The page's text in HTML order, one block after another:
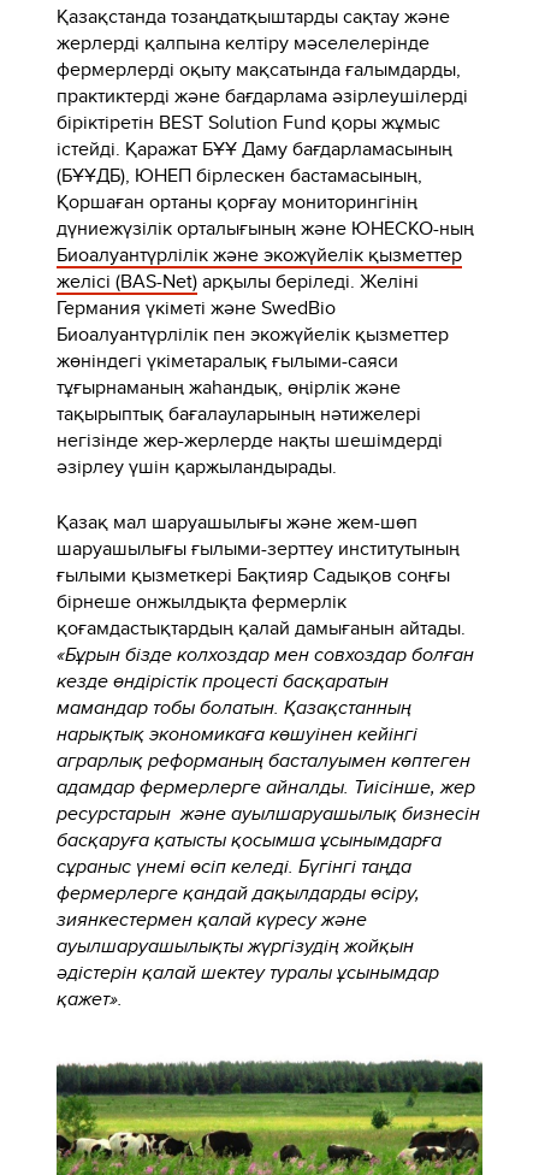
Қазақстанда тозаңдатқыштарды сақтау және
жерлерді қалпына келтіру мәселелерінде
фермерлерді оқыту мақсатында ғалымдарды,
практиктерді және бағдарлама әзірлеушілерді
біріктіретін BEST Solution Fund қоры жұмыс
істейді. Қаражат БҰҰ Даму бағдарламасының
(БҰҰДБ), ЮНЕП бірлескен бастамасының,
Қоршаған ортаны қорғау мониторингінің
дүниежүзілік орталығының және ЮНЕСКО-ның
Биоалуантүрлілік және экожүйелік қызметтер
желісі (BAS-Net)арқылы беріледі. Желіні
Германия үкіметі және SwedBio
Биоалуантүрлілік пен экожүйелік қызметтер
жөніндегі үкіметаралық ғылыми-саяси
тұғырнаманың жаһандық, өңірлік және
тақырыптық бағалауларының нәтижелері
негізінде жер-жерлерде нақты шешімдерді
әзірлеу үшін қаржыландырады.
Қазақ мал шаруашылығы және жем-шөп
шаруашылығы ғылыми-зерттеу институтының
ғылыми қызметкері Бақтияр Садықов соңғы
бірнеше онжылдықта фермерлік
қоғамдастықтардың қалай дамығанын айтады.
«Бұрын бізде колхоздар мен совхоздар болған
кезде өндірістік процесті басқаратын
мамандар тобы болатын. Қазақстанның
нарықтық экономикаға көшуінен кейінгі
аграрлық реформаның басталуымен көптеген
адамдар фермерлерге айналды. Тиісінше, жер
ресурстарын және ауылшаруашылық бизнесін
басқаруға қатысты қосымша ұсынымдарға
сұраныс үнемі өсіп келеді. Бүгінгі таңда
фермерлерге қандай дақылдарды өсіру,
зиянкестермен қалай күресу және
ауылшаруашылықты жүргізудің жойқын
әдістерін қалай шектеу туралы ұсынымдар
қажет».